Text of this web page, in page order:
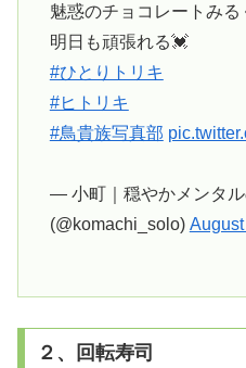
魅惑のチョコレートみ
明日も頑張れる💓
#ひとりトリキ
#ヒトリキ
#鳥貴族写真部
— 小町｜穏やかメンタ
(@komachi_solo)
２、回転寿司